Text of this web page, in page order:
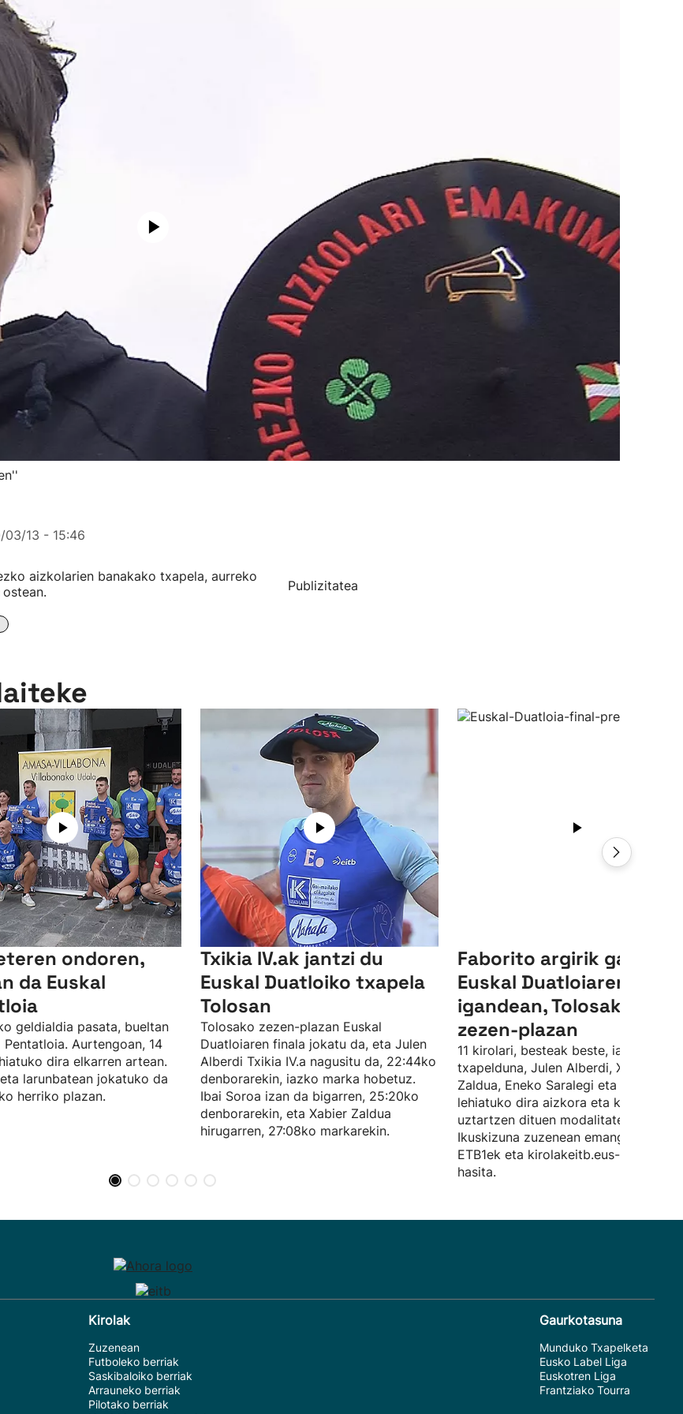
03/13 - 15:46
aizkolarien banakako txapela, aurreko
Publizitatea
ondoren,
da Euskal
geldialdia pasata, bueltan
Pentatloia. Aurtengoan, 14
dira elkarren artean.
larunbatean jokatuko da
herriko plazan.
Txikia IV.ak jantzi du
Euskal Duatloiko txapela
Tolosan
Tolosako zezen-plazan Euskal
Duatloiaren finala jokatu da, eta Julen
Alberdi Txikia IV.a nagusitu da, 22:44ko
denborarekin, iazko marka hobetuz.
Ibai Soroa izan da bigarren, 25:20ko
denborarekin, eta Xabier Zaldua
hirugarren, 27:08ko markarekin.
Faborito argirik gabeko
Euskal Duatloiaren
igandean, Tolosako
zezen-plazan
11 kirolari, besteak beste, iazko
txapelduna, Julen Alberdi, Xabier
Zaldua, Eneko Saralegi eta Ibai
lehiatuko dira aizkora eta korrika
uztartzen dituen modalitate honetan.
Ikuskizuna zuzenean emango dute
ETB1ek eta kirolakeitb.eus-ek,
hasita.
Kirolak
Zuzenean
Futboleko berriak
Saskibaloiko berriak
Arrauneko berriak
Pilotako berriak
Gaurkotasuna
Munduko Txapelketa
Eusko Label Liga
Euskotren Liga
Frantziako Tourra